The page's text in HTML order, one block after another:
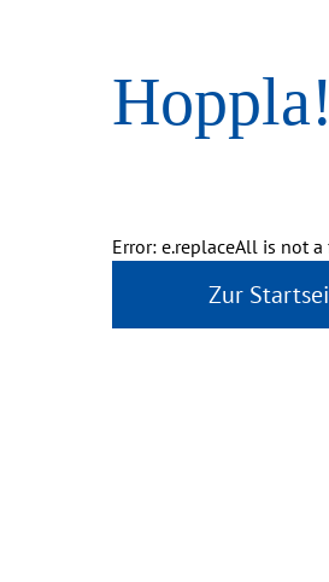
Error: e.replaceAll is not
Zur